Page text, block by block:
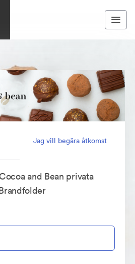
Jag vill begära åtkomst
and Bean privata